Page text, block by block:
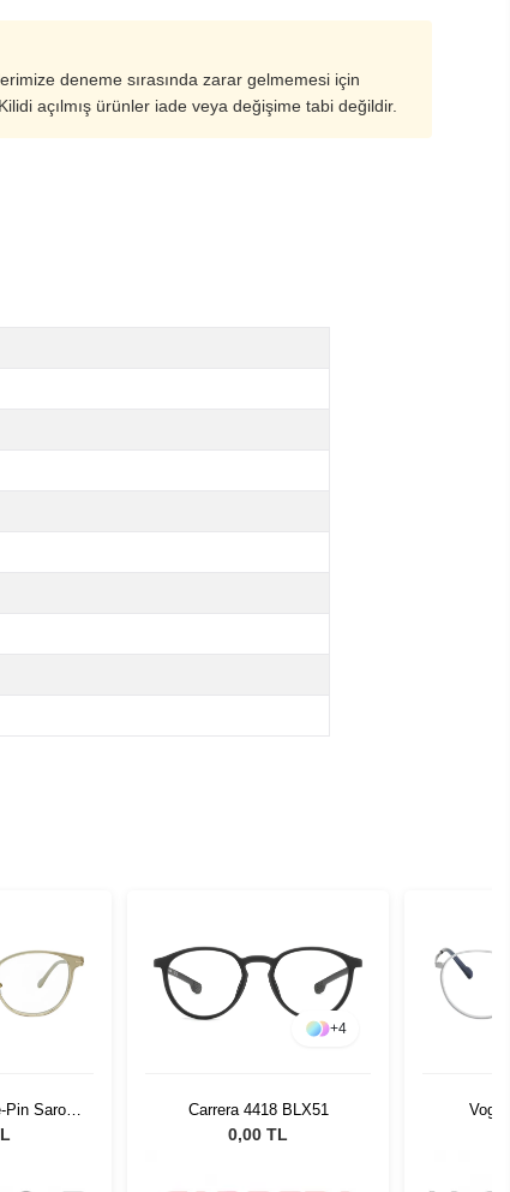
deneme sırasında zarar gelmemesi için
açılmış ürünler iade veya değişime tabi değildir.
Pin Saro
+4
Carrera 4418 BLX51
0,00 TL